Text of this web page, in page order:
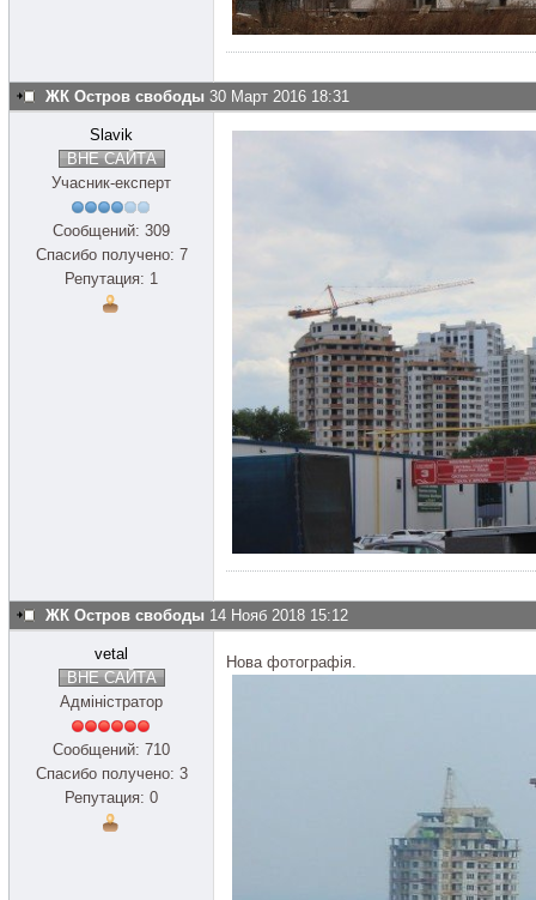
ЖК Остров свободы 30 Март 2016 18:31
Slavik
ВНЕ САЙТА
Учасник-експерт
Сообщений: 309
Спасибо получено: 7
Репутация: 1
ЖК Остров свободы 14 Нояб 2018 15:12
vetal
ВНЕ САЙТА
Адміністратор
Сообщений: 710
Спасибо получено: 3
Репутация: 0
Нова фотографія.